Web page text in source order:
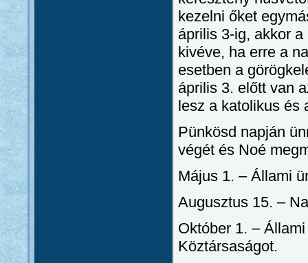
kezelni őket
április 3-ig, akkor
kivéve, ha erre a
esetben a
április 3. előtt van
lesz a katolikus és
Pünkösd napján
végét és Noé
Május 1. – Állami
Augusztus 15. –
Október 1. –
Köztársaságot.